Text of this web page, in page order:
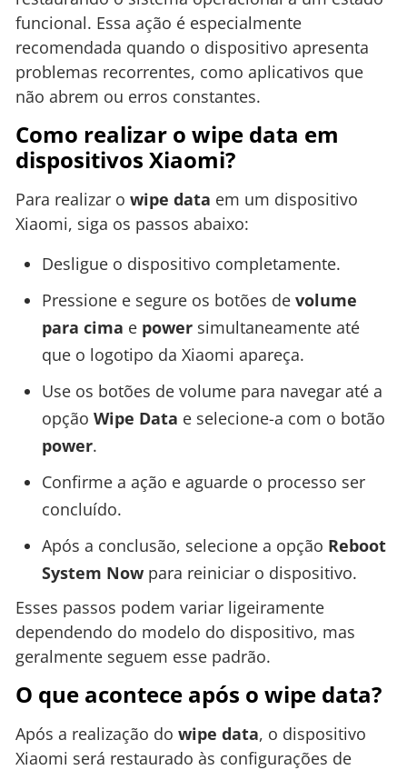
funcional. Essa ação é especialmente
recomendada quando o dispositivo apresenta
problemas recorrentes, como aplicativos que
não abrem ou erros constantes.
Como realizar o wipe data em
dispositivos Xiaomi?
Para realizar o wipe data em um dispositivo
Xiaomi, siga os passos abaixo:
Desligue o dispositivo completamente.
Pressione e segure os botões de volume
para cima e powersimultaneamente até
que o logotipo da Xiaomi apareça.
Use os botões de volume para navegar até a
opção Wipe Data e selecione-a com o botão
power.
Confirme a ação e aguarde o processo ser
concluído.
Após a conclusão, selecione a opção Reboot
System Nowpara reiniciar o dispositivo.
Esses passos podem variar ligeiramente
dependendo do modelo do dispositivo, mas
geralmente seguem esse padrão.
O que acontece após o wipe data?
Após a realização do wipe data, o dispositivo
Xiaomi será restaurado às configurações de